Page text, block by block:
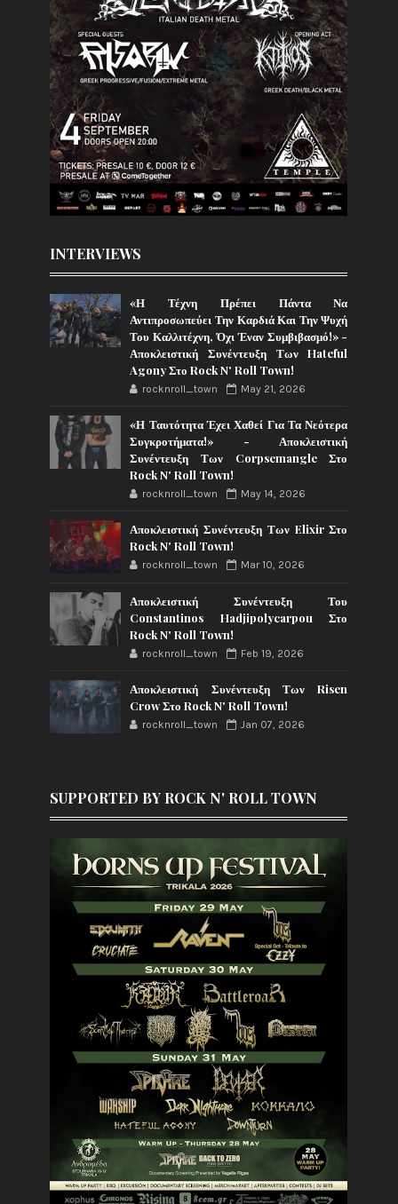
INTERVIEWS
«Η Τέχνη Πρέπει Πάντα Να
Αντιπροσωπεύει Την Καρδιά Και Την Ψυχή
Του Καλλιτέχνη, Όχι Έναν Συμβιβασμό!» -
Αποκλειστική Συνέντευξη Των Hateful
Agony Στο Rock N' Roll Town!
rocknroll_town May 21, 2026
«Η Ταυτότητα Έχει Χαθεί Για Τα Νεότερα
Συγκροτήματα!» - Αποκλειστική
Συνέντευξη Των Corpsemangle Στο
Rock N' Roll Town!
rocknroll_town May 14, 2026
Αποκλειστική Συνέντευξη Των Elixir Στο
Rock N' Roll Town!
rocknroll_town Mar 10, 2026
Αποκλειστική Συνέντευξη Του
Constantinos Hadjipolycarpou Στο
Rock N' Roll Town!
rocknroll_town Feb 19, 2026
Αποκλειστική Συνέντευξη Των Risen
Crow Στο Rock N' Roll Town!
rocknroll_town Jan 07, 2026
SUPPORTED BY ROCK N' ROLL TOWN